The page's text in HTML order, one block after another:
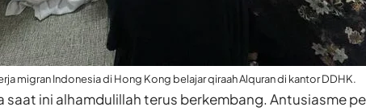
migran Indonesia di Hong Kong belajar qiraah Alquran di kantor DDHK.
saat ini alhamdulillah terus berkembang. Antusiasme